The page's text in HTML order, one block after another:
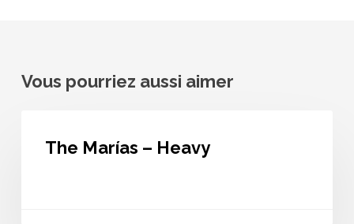
Vous pourriez aussi aimer
The Marías – Heavy